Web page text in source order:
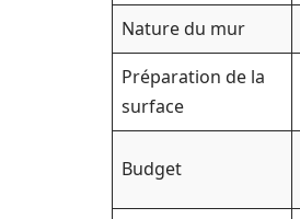
Nature du mur
Préparation de la
surface
Budget